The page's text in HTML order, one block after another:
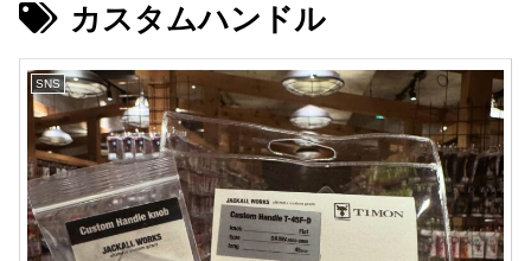
カスタムハンドル
SNS